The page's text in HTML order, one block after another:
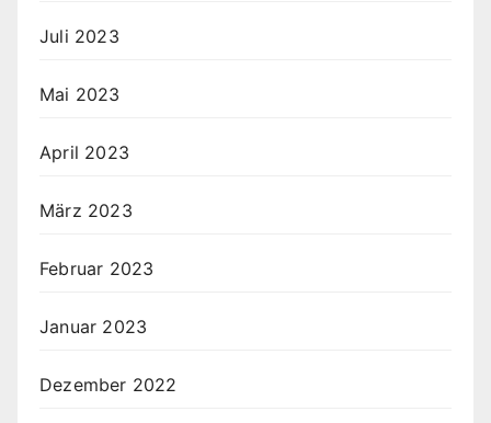
Juli 2023
Mai 2023
April 2023
März 2023
Februar 2023
Januar 2023
Dezember 2022